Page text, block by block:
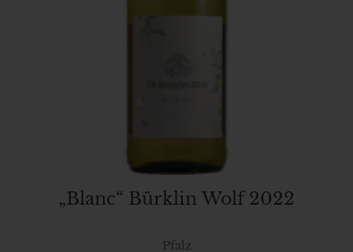
„Blanc“ Bürklin Wolf 2022
Pfalz